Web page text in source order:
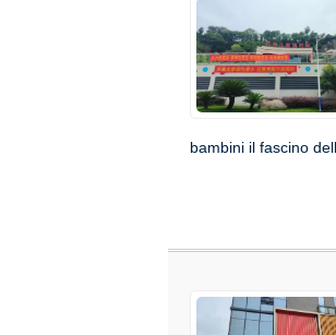
bambini il fascino